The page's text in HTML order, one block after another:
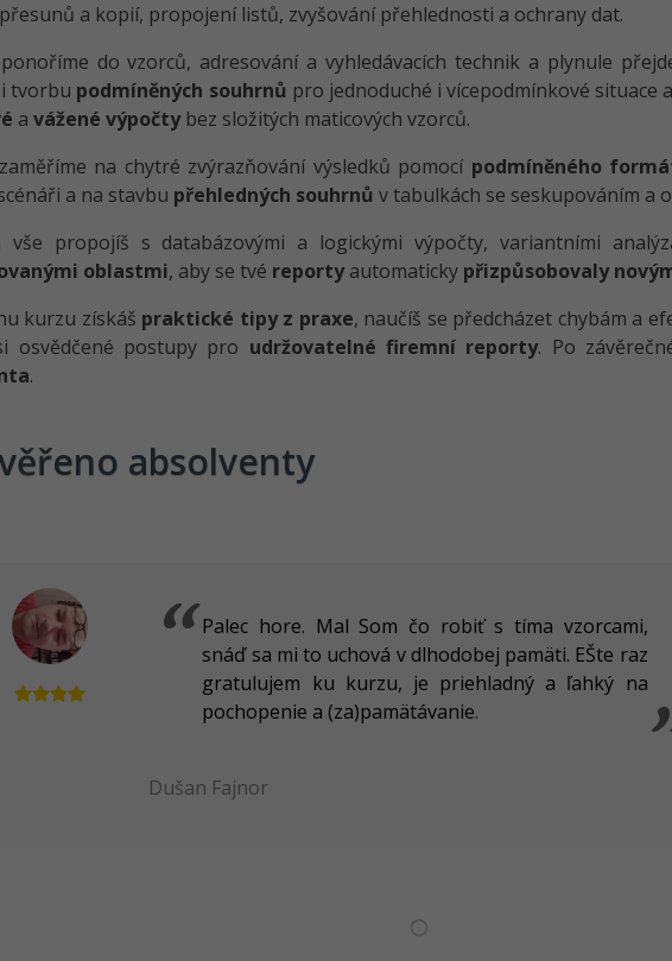
a kopií, propojení listů, zvyšování přehlednosti a ochrany dat.
do vzorců, adresování a vyhledávacích technik a plynule
tvorbu podmíněných souhrnů pro jednoduché i vícepodmínkové
a vážené výpočtybez složitých maticových vzorců.
na chytré zvýrazňování výsledků pomocí podmíněného
a na stavbu přehledných souhrnů v tabulkách se seskupováním a
vše propojíš s databázovými a logickými výpočty, variantními
oblastmi, aby se tvé reportyautomaticky přizpůsobovaly
kurzu získáš praktické tipy z praxe, naučíš se předcházet chybám a
osvědčené postupy pro udržovatelné firemní reporty. Po
.
absolventy
Palec hore. Mal Som čo robiť s tíma vzorcami,
snáď sa mi to uchová v dlhodobej pamäti. EŠte raz
gratulujem ku kurzu, je priehladný a ľahký na
pochopenie a (za)pamätávanie.
Dušan Fajnor